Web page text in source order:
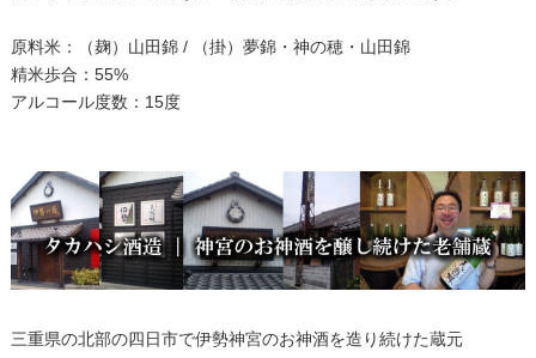
原料米：（麹）山田錦 / （掛）夢錦・神の穂・山田錦
精米歩合：55%
アルコール度数：15度
三重県の北部の四日市で伊勢神宮のお神酒を造り続けた蔵元